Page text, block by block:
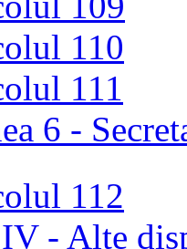
110
111
6 -
112
- Alte